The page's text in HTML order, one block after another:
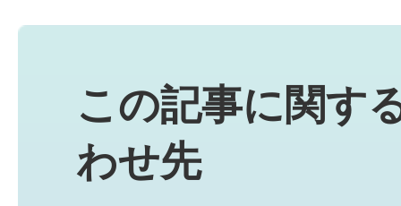
この記事に関す
わせ先